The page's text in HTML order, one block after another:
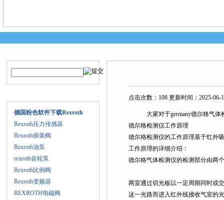
德国粉色软件下载Rexroth
Rexroth压力传感器
Rexroth插装阀
Rexroth油泵
rexroth齿轮泵
Rexroth比例阀
Rexroth变频器
REXROTH电磁阀
点击次数：108 更新时间：2025-06-
大家对于germany德尔格气体检测
德尔格检测仪工作原理
德尔格检测仪的工作原理基于红外吸
工作原理的详细介绍：
德尔格气体检测仪的检测部分由两个并
两室通过切光板以一定周期同时或交
这一光路而进入红外线接收气室的光